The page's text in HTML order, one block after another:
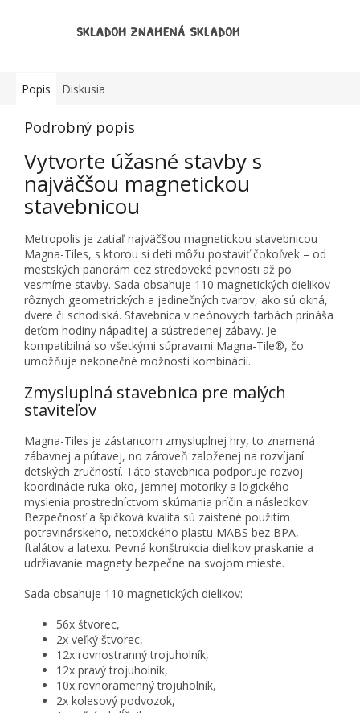
SKLADOM ZNAMENÁ SKLADOM
Popis Diskusia
Podrobný popis
Vytvorte úžasné stavby s
najväčšou magnetickou
stavebnicou
Metropolis je zatiaľ najväčšou magnetickou stavebnicou
Magna-Tiles, s ktorou si deti môžu postaviť čokoľvek – od
mestských panorám cez stredoveké pevnosti až po
vesmírne stavby. Sada obsahuje 110 magnetických dielikov
rôznych geometrických a jedinečných tvarov, ako sú okná,
dvere či schodiská. Stavebnica v neónových farbách prináša
deťom hodiny nápaditej a sústredenej zábavy. Je
kompatibilná so všetkými súpravami Magna-Tile®, čo
umožňuje nekonečné možnosti kombinácií.
Zmysluplná stavebnica pre malých
staviteľov
Magna-Tiles je zástancom zmysluplnej hry, to znamená
zábavnej a pútavej, no zároveň založenej na rozvíjaní
detských zručností. Táto stavebnica podporuje rozvoj
koordinácie ruka-oko, jemnej motoriky a logického
myslenia prostredníctvom skúmania príčin a následkov.
Bezpečnosť a špičková kvalita sú zaistené použitím
potravinárskeho, netoxického plastu MABS bez BPA,
ftalátov a latexu. Pevná konštrukcia dielikov praskanie a
udržiavanie magnety bezpečne na svojom mieste.
Sada obsahuje 110 magnetických dielikov:
56x štvorec,
2x veľký štvorec,
12x rovnostranný trojuholník,
12x pravý trojuholník,
10x rovnoramenný trojuholník,
2x kolesový podvozok,